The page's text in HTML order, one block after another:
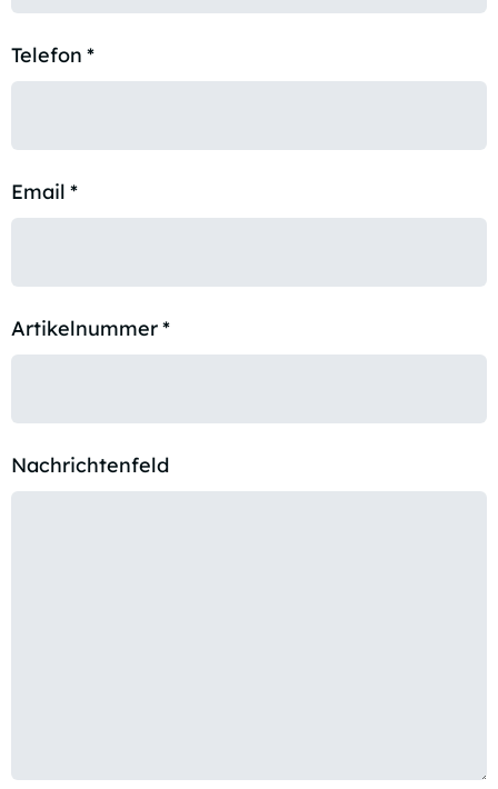
Telefon *
Email *
Artikelnummer*
Nachrichtenfeld